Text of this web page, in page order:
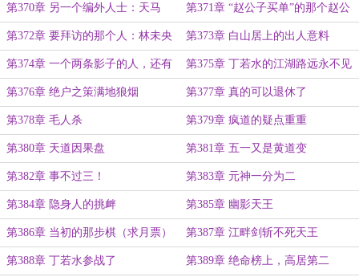
第370章 另一个编外人士：天马 第371章 “赵公子买单”的那个赵公
子
第372章 要拜访的那个人：林未央 第373章 白山居上的出人意料
第374章 一个两条影子的人，还有
一个地方
第375章 丁若水的江湖路远永不见
第376章 绝户之策满地狼烟 第377章 真的可以退休了
第378章 毛人杀 第379章 疯道的疑点重重
第380章 天道因果盘 第381章 五一又是黄道变
第382章 事不过三！ 第383章 元神一分为二
第384章 隐身人的挑衅 第385章 幽影天王
第386章 当初的那步棋（求月票） 第387章 江畔剑斩不死天王
第388章 丁若水参战了 第389章 绝命榜上，高居第二